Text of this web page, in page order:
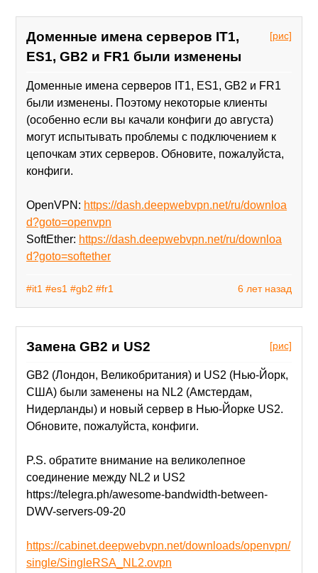
[рис]
Доменные имена серверов IT1,
ES1, GB2 и FR1 были изменены
Доменные имена серверов IT1, ES1, GB2 и FR1
были изменены. Поэтому некоторые клиенты
(особенно если вы качали конфиги до августа)
могут испытывать проблемы с подключением к
цепочкам этих серверов. Обновите, пожалуйста,
конфиги.
OpenVPN: https://dash.deepwebvpn.net/ru/downloa
d?goto=openvpn
SoftEther: https://dash.deepwebvpn.net/ru/downloa
d?goto=softether
6 лет назад
#it1 #es1 #gb2 #fr1
[рис]
Замена GB2 и US2
GB2 (Лондон, Великобритания) и US2 (Нью-Йорк,
США) были заменены на NL2 (Амстердам,
Нидерланды) и новый сервер в Нью-Йорке US2.
Обновите, пожалуйста, конфиги.
P.S. обратите внимание на великолепное
соединение между NL2 и US2
https://telegra.ph/awesome-bandwidth-between-
DWV-servers-09-20
https://cabinet.deepwebvpn.net/downloads/openvpn/
single/SingleRSA_NL2.ovpn